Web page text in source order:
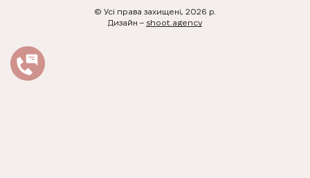
© Усі права захищені, 2026 р.
Дизайн – shoot.agency